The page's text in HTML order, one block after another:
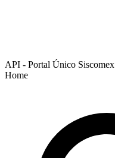
API - Portal Único Siscomex
Home